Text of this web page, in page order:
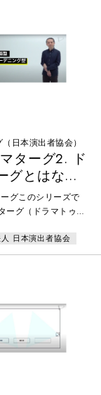
日本演出者協会）
ターグ2. ド
グとはなに
グこのシリーズで
ーグ（ドラマトゥル
染みのない「ドラマ
ドラマツルギー」に
ギーは稽古場にとど
奇心をくすぐるヘッ
こから繰り広げられ
日本演出者協会